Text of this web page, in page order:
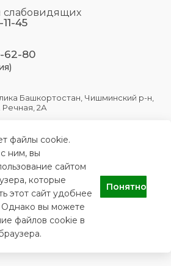
слабовидящих
45
62-80
Башкортостан, Чишминский р-н,
2А
файлы cookie.
ним, вы
сайтом
которые
этот сайт удобнее
Однако вы можете
файлов cookie в
Понятно